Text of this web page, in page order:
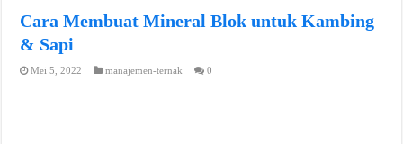
Cara Membuat Mineral Blok untuk Kambing
& Sapi
Mei 5, 2022 manajemen-ternak 0